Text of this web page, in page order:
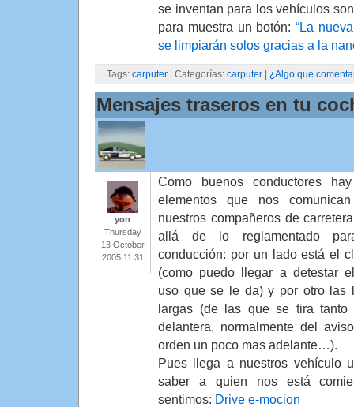
se inventan para los vehículos
para muestra un botón: “La
se limpiarán solos gracias a la
Tags: carputer | Categorías: carputer ¿Algo que
Mensajes traseros en tu
yon
Thursday
13 October
2005 11:31
Como buenos conductores
elementos que nos
nuestros compañeros de
allá de lo reglamentado
conducción: por un lado está el
(como puedo llegar a detestar
uso que se le da) y por otro las
largas (de las que se tira
delantera, normalmente del
orden un poco mas adelante…).
Pues llega a nuestros vehículo
saber a quien nos está
sentimos: Drive e-mocion